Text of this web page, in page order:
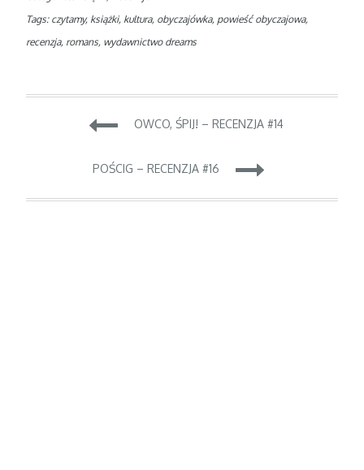
Tags: czytamy, książki, kultura, obyczajówka, powieść obyczajowa,
recenzja, romans, wydawnictwo dreams
Nawigacja
wpisu
OWCO, ŚPIJ! – RECENZJA #14
POŚCIG – RECENZJA #16